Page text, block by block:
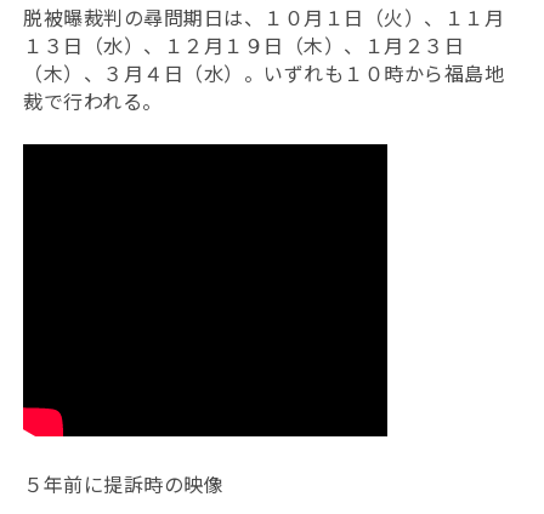
脱被曝裁判の尋問期日は、１０月１日（火）、１１月
１３日（水）、１２月１９日（木）、１月２３日
（木）、３月４日（水）。いずれも１０時から福島地
裁で行われる。
５年前に提訴時の映像